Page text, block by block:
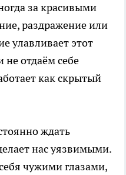
за красивыми
раздражение или
улавливает этот
отдаём себе
как скрытый
ждать
нас уязвимыми.
чужими глазами,